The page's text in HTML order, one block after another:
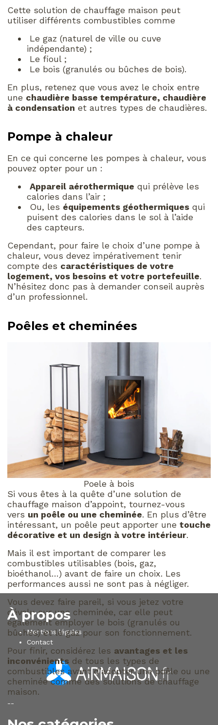
Cette solution de chauffage maison peut
utiliser différents combustibles comme
Le gaz (naturel de ville ou cuve
indépendante) ;
Le fioul ;
Le bois (granulés ou bûches de bois).
En plus, retenez que vous avez le choix entre
une chaudière basse température, chaudière
à condensation et autres types de chaudières.
Pompe à chaleur
En ce qui concerne les pompes à chaleur, vous
pouvez opter pour un :
Appareil aérothermique qui prélève les
calories dans l’air ;
Ou, les équipements géothermiques qui
puisent des calories dans le sol à l’aide
des capteurs.
Cependant, pour faire le choix d’une pompe à
chaleur, vous devez impérativement tenir
compte des caractéristiques de votre
logement, vos besoins et votre portefeuille.
N’hésitez donc pas à demander conseil auprès
d’un professionnel.
Poêles et cheminées
Poele à bois
Si vous êtes à la quête d’une solution de
chauffage maison d’appoint, tournez-vous
vers un poêle ou une cheminée. En plus d’être
intéressant, un poêle peut apporter une touche
décorative et un design à votre intérieur.
Mais il est important de comparer les
combustibles utilisables (bois, gaz,
bioéthanol…) avant de faire un choix. Les
performances aussi ne sont pas à négliger.
Vous devez faire pareil, si vous jetez votre
dévolu sur une cheminée, car elle peut
également employer le bois (granulés ou
bûches) et le gaz pour son fonctionnement.
Pour finir, considérez les avantages et les
inconvénients de tous les types de
combustibles avant d’adopter une poêle ou une
cheminée comme des solutions de chauffage
maison.
À propos
Mentions légales
Contact
--